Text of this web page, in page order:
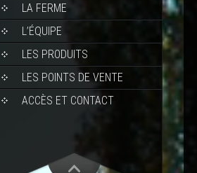
LA FERME
L’ÉQUIPE
LES PRODUITS
LES POINTS DE VENTE
ACCÈS ET CONTACT